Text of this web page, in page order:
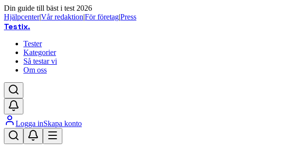
Din guide till bäst i test 2026
Hjälpcenter|Vår redaktion|För företag|Press
Testix.
Tester
Kategorier
Så testar vi
Om oss
Logga inSkapa konto